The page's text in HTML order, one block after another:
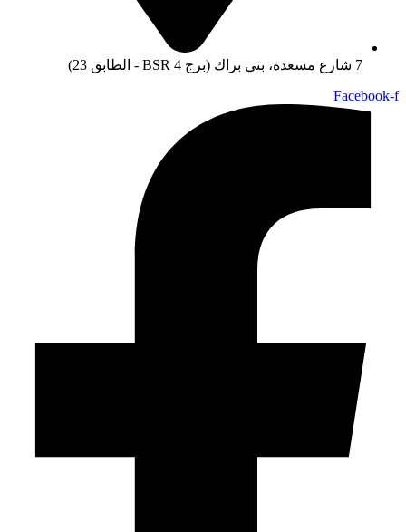
7 شارع مسعدة، بني براك (برج BSR 4 - الطابق 23)
Facebook-f